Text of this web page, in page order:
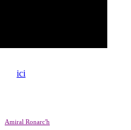
ici
Amiral Ronarc'h